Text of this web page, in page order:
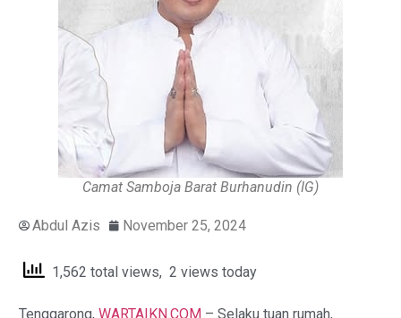
Camat Samboja Barat Burhanudin (IG)
Abdul Azis November 25, 2024
1,562 total views, 2 views today
Tenggarong, WARTAIKN.COM – Selaku tuan rumah,